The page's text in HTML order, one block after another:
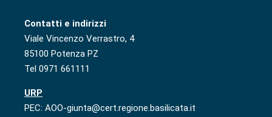
Contatti e indirizzi
Viale Vincenzo Verrastro, 4
85100 Potenza PZ
Tel 0971 661111
URP
PEC: AOO-giunta@cert.regione.basilicata.it